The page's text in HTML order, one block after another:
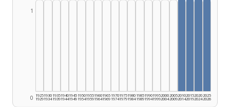
0
1
1925
1929
1930
1934
1935
1939
1940
1944
1945
1949
1950
1954
1955
1959
1960
1964
1965
1969
1970
1974
1975
1979
1980
1984
1985
1989
1990
1994
1995
1999
2000
2004
2005
2009
2010
2014
2015
2019
2020
2024
2025
2026